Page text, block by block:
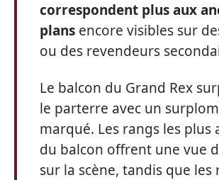
correspondent plus aux
plans encore visibles sur
ou des revendeurs
Le balcon du Grand Rex
le parterre avec un
marqué. Les rangs les plus
du balcon offrent une vue
sur la scène, tandis que les